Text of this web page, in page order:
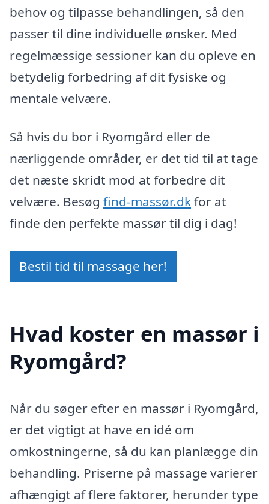
behov og tilpasse behandlingen, så den
passer til dine individuelle ønsker. Med
regelmæssige sessioner kan du opleve en
betydelig forbedring af dit fysiske og
mentale velvære.
Så hvis du bor i Ryomgård eller de
nærliggende områder, er det tid til at tage
det næste skridt mod at forbedre dit
velvære. Besøg find-massør.dkfor at
finde den perfekte massør til dig i dag!
Bestil tid til massage her!
Hvad koster en massør i
Ryomgård?
Når du søger efter en massør i Ryomgård,
er det vigtigt at have en idé om
omkostningerne, så du kan planlægge din
behandling. Priserne på massage varierer
afhængigt af flere faktorer, herunder type